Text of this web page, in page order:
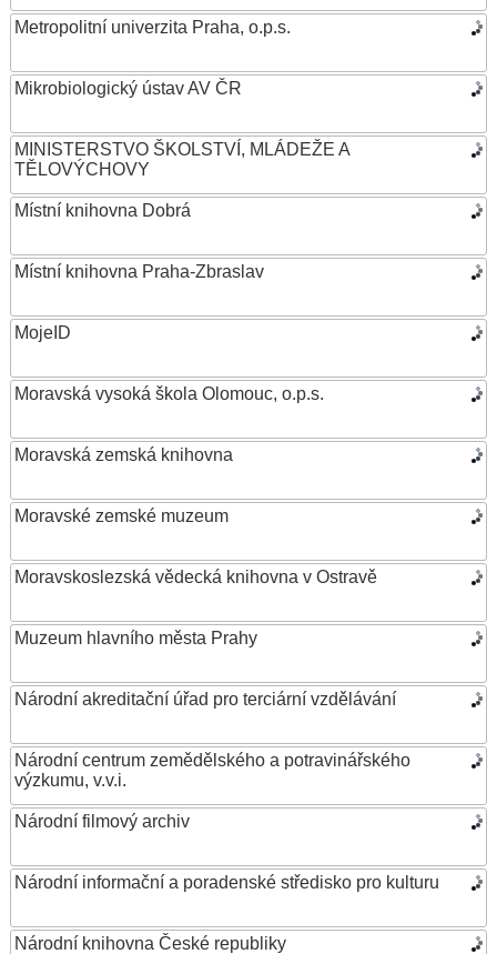
Metropolitní univerzita Praha, o.p.s.
Mikrobiologický ústav AV ČR
MINISTERSTVO ŠKOLSTVÍ, MLÁDEŽE A
TĚLOVÝCHOVY
Místní knihovna Dobrá
Místní knihovna Praha-Zbraslav
MojeID
Moravská vysoká škola Olomouc, o.p.s.
Moravská zemská knihovna
Moravské zemské muzeum
Moravskoslezská vědecká knihovna v Ostravě
Muzeum hlavního města Prahy
Národní akreditační úřad pro terciární vzdělávání
Národní centrum zemědělského a potravinářského
výzkumu, v.v.i.
Národní filmový archiv
Národní informační a poradenské středisko pro kulturu
Národní knihovna České republiky